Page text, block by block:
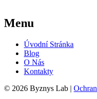
Menu
Úvodní Stránka
Blog
O Nás
Kontakty
© 2026 Byznys Lab |